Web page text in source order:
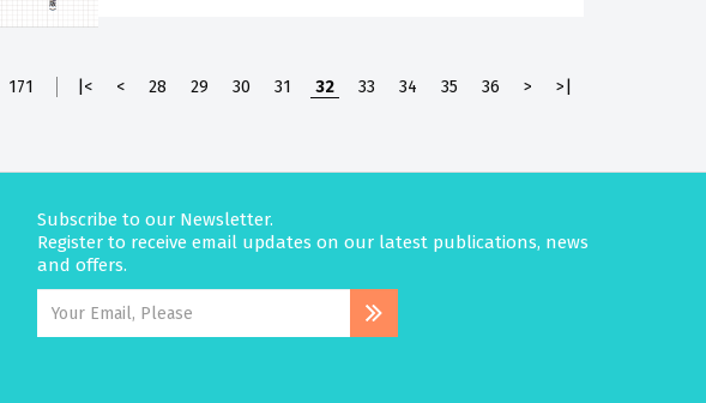
171 |< < 28 29 30 31 32 33 34 35 36 > >|
Subscribe to our Newsletter.
Register to receive email updates on our latest publications, news
and offers.